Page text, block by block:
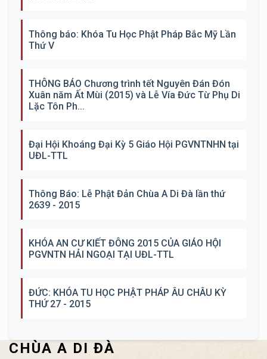
Thông báo: Khóa Tu Học Phật Pháp Bắc Mỹ Lần
Thứ V
THÔNG BÁO Chương trình tết Nguyên Đán Đón
Xuân năm Ất Mùi (2015) và Lễ Vía Đức Từ Phụ Di
Lặc Tôn Ph...
Đại Hội Khoáng Đại Kỳ 5 Giáo Hội PGVNTNHN tại
UĐL-TTL
Thông Báo: Lễ Phật Đản Chùa A Di Đà lần thứ
2639 - 2015
KHÓA AN CƯ KIẾT ĐÔNG 2015 CỦA GIÁO HỘI
PGVNTN HẢI NGOẠI TẠI UĐL-TTL
ĐỨC: KHÓA TU HỌC PHẬT PHÁP ÂU CHÂU KỲ
THỨ 27 - 2015
CHÙA A DI ĐÀ